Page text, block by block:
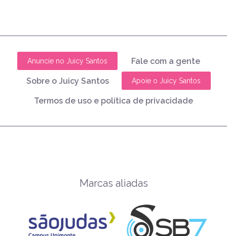
Anuncie no Juicy Santos Fale com a gente
Sobre o Juicy Santos Apoie o Juicy Santos
Termos de uso e política de privacidade
Marcas aliadas